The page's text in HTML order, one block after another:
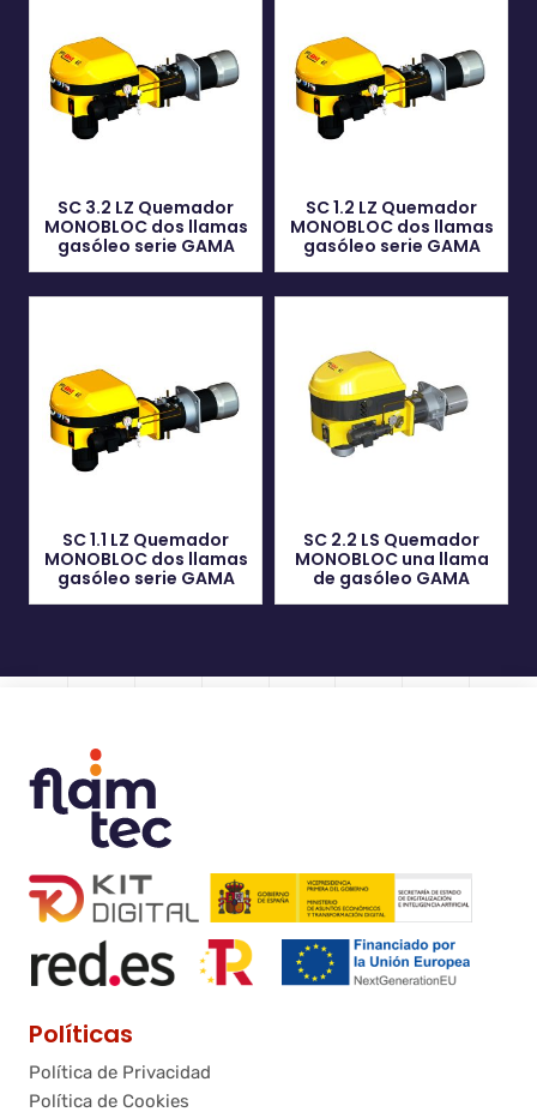
SC 3.2 LZ Quemador
MONOBLOC dos llamas
gasóleo serie GAMA
SC 1.2 LZ Quemador
MONOBLOC dos llamas
gasóleo serie GAMA
SC 1.1 LZ Quemador
MONOBLOC dos llamas
gasóleo serie GAMA
SC 2.2 LS Quemador
MONOBLOC una llama
de gasóleo GAMA
Políticas
Política de Privacidad
Política de Cookies